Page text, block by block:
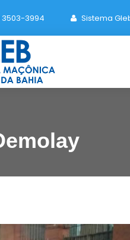
3503-3994 Sistema